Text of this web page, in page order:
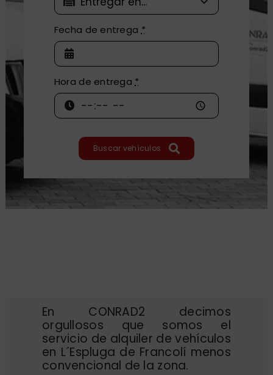
Fecha de entrega *
Hora de entrega *
Buscar vehículos
En CONRAD2 decimos
orgullosos que somos el
servicio de alquiler de vehículos
en L´Espluga de Francolí menos
convencional de la zona.